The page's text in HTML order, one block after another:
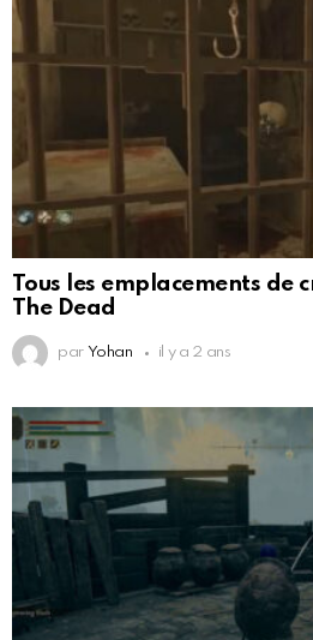
Tous les emplacements de
The Dead
par Yohan il y a 2 ans